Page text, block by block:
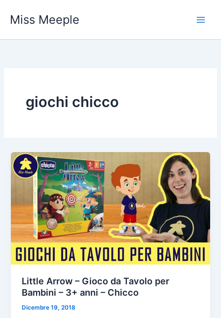
Miss Meeple
giochi chicco
Little Arrow – Gioco da Tavolo per
Bambini – 3+ anni – Chicco
Dicembre 19, 2018